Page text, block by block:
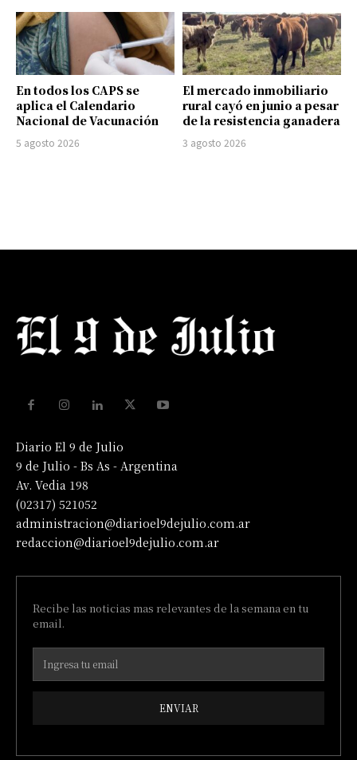
En todos los CAPS se
aplica el Calendario
Nacional de Vacunación
5 agosto 2026
El mercado inmobiliario
rural cayó en junio a pesar
de la resistencia ganadera
3 agosto 2026
Diario El 9 de Julio
9 de Julio - Bs As - Argentina
Av. Vedia 198
(02317) 521052
administracion@diarioel9dejulio.com.ar
redaccion@diarioel9dejulio.com.ar
Recibe las noticias mas relevantes de la semana en tu
email.
ENVIAR